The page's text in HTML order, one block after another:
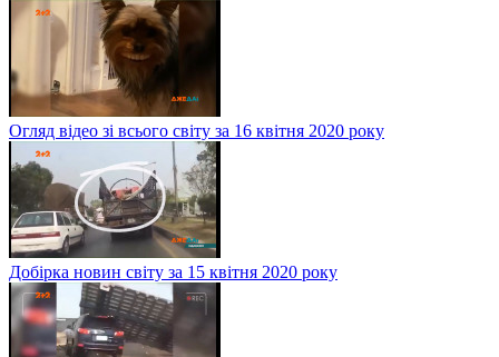
Огляд відео зі всього світу за 16 квітня 2020 року
Добірка новин світу за 15 квітня 2020 року